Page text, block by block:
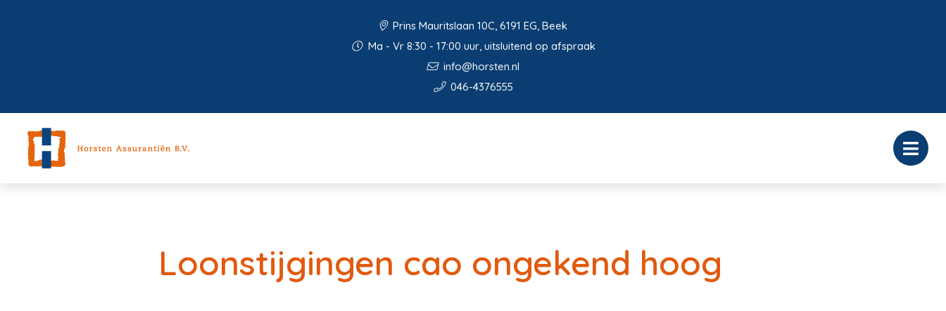
Prins Mauritslaan 10C, 6191 EG, Beek
Ma - Vr 8:30 - 17:00 uur, uitsluitend op afspraak
info@horsten.nl
046-4376555
Loonstijgingen cao ongekend hoog